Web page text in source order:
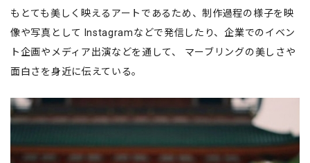
もとても美しく映えるアートであるため、制作過程の様子を映
像や写真として Instagramなどで発信したり、企業でのイベン
ト企画やメディア出演などを通して、 マーブリングの美しさや
面白さを身近に伝えている。